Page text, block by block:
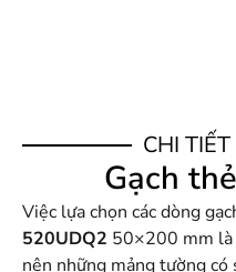
CHI
Gạch
Việc lựa chọn các dòng
520UDQ2 50×200 mm là
nên những mảng tường